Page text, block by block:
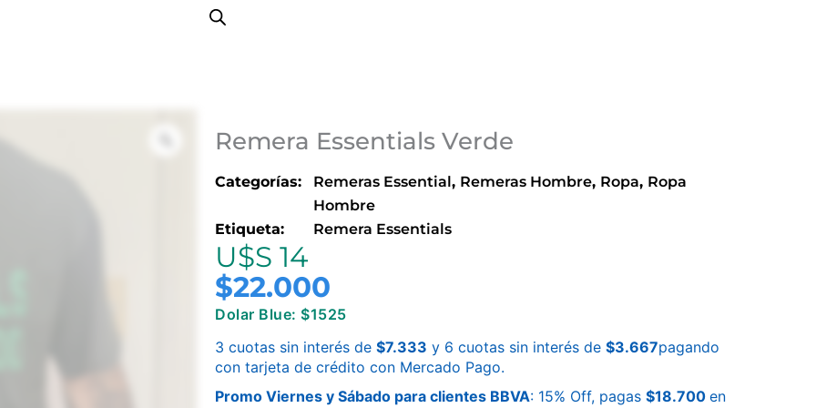
Remera Essentials Verde
Categorías: Remeras Essential, Remeras Hombre, Ropa, Ropa
Hombre
Etiqueta:
Remera Essentials
U$S 14
$22.000
Dolar Blue: $1525
3 cuotas sin interés de$7.333 y 6 cuotas sin interés de$3.667pagando
con tarjeta de crédito con Mercado Pago.
Promo Viernes y Sábado para clientes BBVA: 15% Off, pagas$18.700 en